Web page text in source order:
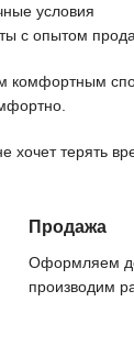
условия
с опытом
комфортным
хочет терять
Продажа
Оформляем
производим